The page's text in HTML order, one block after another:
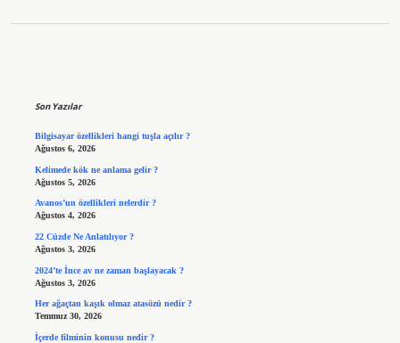
Son Yazılar
Bilgisayar özellikleri hangi tuşla açılır ?
Ağustos 6, 2026
Kelimede kök ne anlama gelir ?
Ağustos 5, 2026
Avanos’un özellikleri nelerdir ?
Ağustos 4, 2026
22 Cüzde Ne Anlatılıyor ?
Ağustos 3, 2026
2024’te İnce av ne zaman başlayacak ?
Ağustos 3, 2026
Her ağaçtan kaşık olmaz atasözü nedir ?
Temmuz 30, 2026
İçerde filminin konusu nedir ?